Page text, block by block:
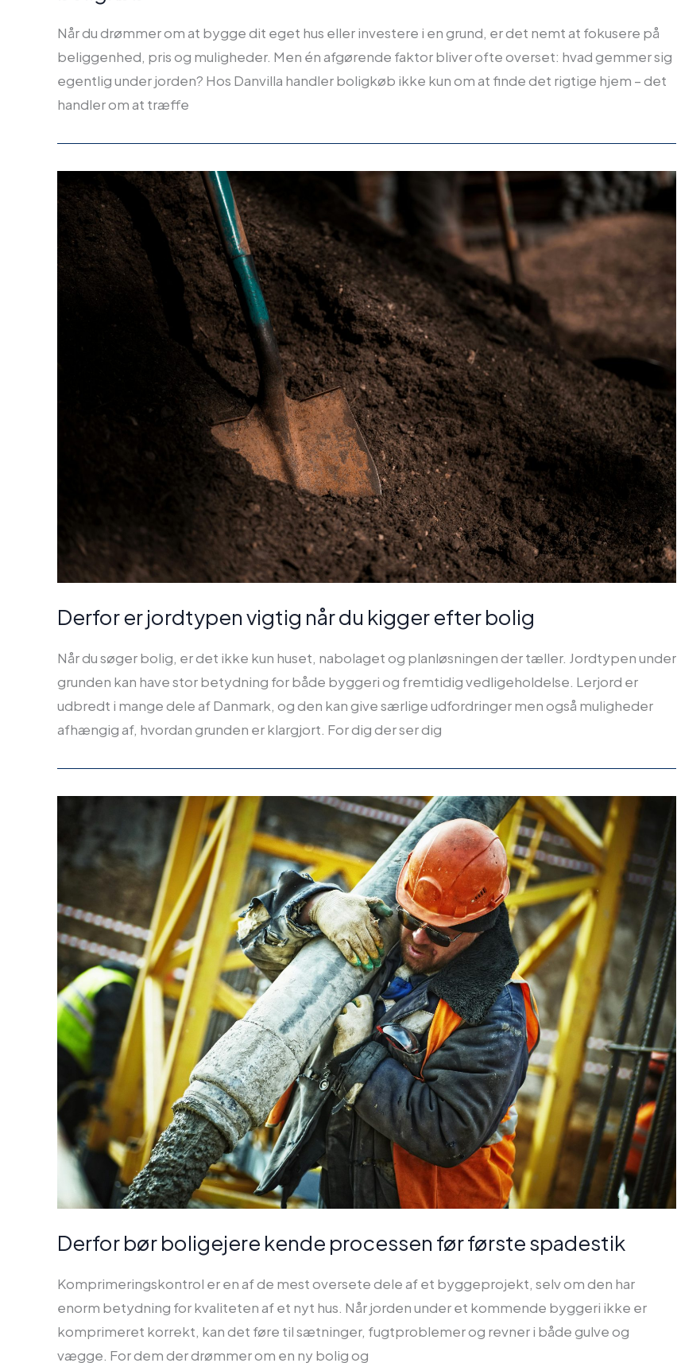
Når du drømmer om at bygge dit eget hus eller investere i en grund, er det nemt at fokusere på
beliggenhed, pris og muligheder. Men én afgørende faktor bliver ofte overset: hvad gemmer sig
egentlig under jorden? Hos Danvilla handler boligkøb ikke kun om at finde det rigtige hjem – det
handler om at træffe
Derfor er jordtypen vigtig når du kigger efter bolig
Når du søger bolig, er det ikke kun huset, nabolaget og planløsningen der tæller. Jordtypen under
grunden kan have stor betydning for både byggeri og fremtidig vedligeholdelse. Lerjord er
udbredt i mange dele af Danmark, og den kan give særlige udfordringer men også muligheder
afhængig af, hvordan grunden er klargjort. For dig der ser dig
Derfor bør boligejere kende processen før første spadestik
Komprimeringskontrol er en af de mest oversete dele af et byggeprojekt, selv om den har
enorm betydning for kvaliteten af et nyt hus. Når jorden under et kommende byggeri ikke er
komprimeret korrekt, kan det føre til sætninger, fugtproblemer og revner i både gulve og
vægge. For dem der drømmer om en ny bolig og